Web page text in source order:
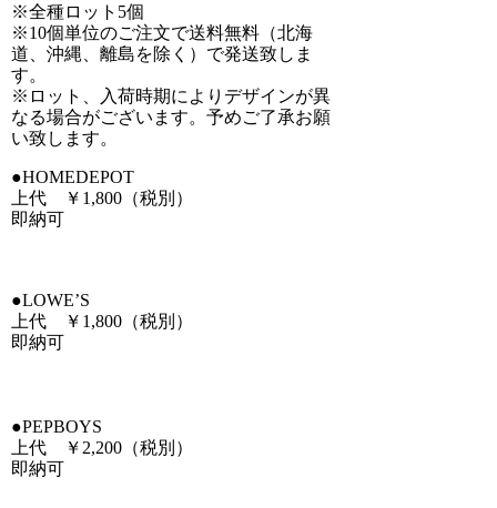
※全種ロット5個
※10個単位のご注文で送料無料（北海
道、沖縄、離島を除く）で発送致しま
す。
※ロット、入荷時期によりデザインが異
なる場合がございます。予めご了承お願
い致します。
●HOMEDEPOT
上代 ￥1,800（税別）
即納可
●LOWE’S
上代 ￥1,800（税別）
即納可
●PEPBOYS
上代 ￥2,200（税別）
即納可